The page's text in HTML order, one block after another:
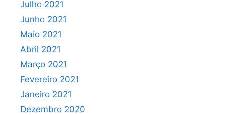
Julho 2021
Junho 2021
Maio 2021
Abril 2021
Março 2021
Fevereiro 2021
Janeiro 2021
Dezembro 2020